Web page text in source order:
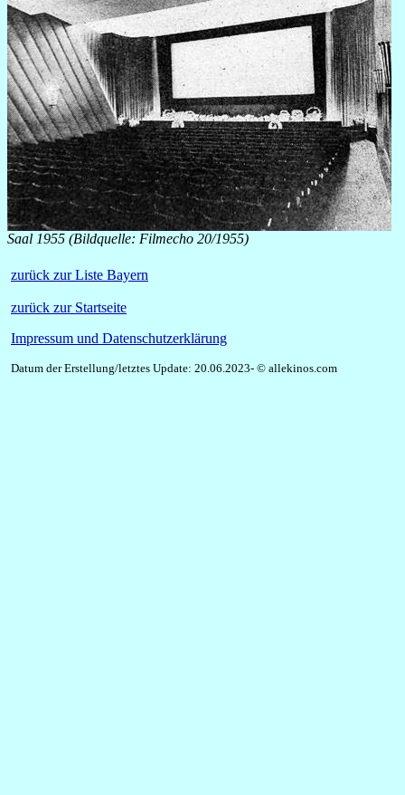
Saal 1955 (Bildquelle: Filmecho 20/1955)
zurück zur Liste Bayern
zurück zur Startseite
Impressum und Datenschutzerklärung
Datum der Erstellung/letztes Update: 20.06.2023- © allekinos.com